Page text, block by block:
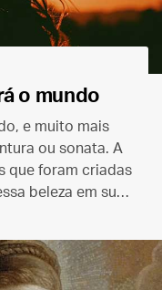
o mundo
e muito mais
ou sonata. A
que foram criadas
beleza em sua